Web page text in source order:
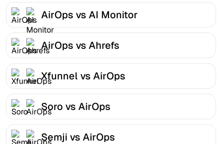
AirOps vs AI Monitor
AirOps vs Ahrefs
Xfunnel vs AirOps
Soro vs AirOps
Semji vs AirOps